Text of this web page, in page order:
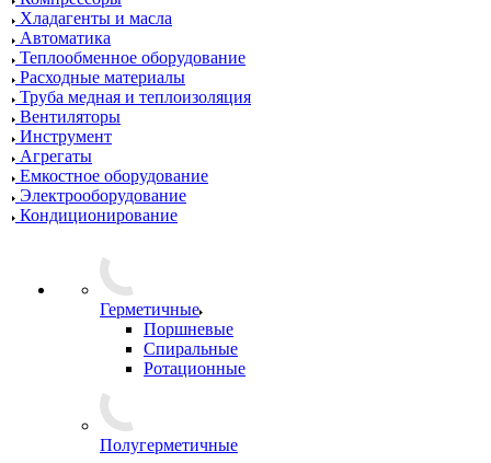
Хладагенты и масла
Автоматика
Теплообменное оборудование
Расходные материалы
Труба медная и теплоизоляция
Вентиляторы
Инструмент
Агрегаты
Емкостное оборудование
Электрооборудование
Кондиционирование
Герметичные
Поршневые
Спиральные
Ротационные
Полугерметичные